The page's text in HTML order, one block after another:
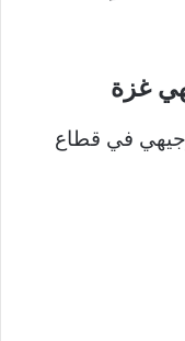
غزة
في قطاع